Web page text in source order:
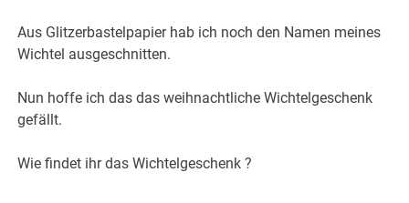
Aus Glitzerbastelpapier hab ich noch den Namen meines
Wichtel ausgeschnitten.
Nun hoffe ich das das weihnachtliche Wichtelgeschenk
gefällt.
Wie findet ihr das Wichtelgeschenk ?